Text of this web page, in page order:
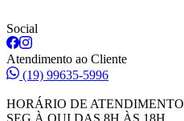
Social
Atendimento ao Cliente
(19) 99635-5996
HORÁRIO DE ATENDIMENTO
SEG À QUI DAS 8H ÀS 18H